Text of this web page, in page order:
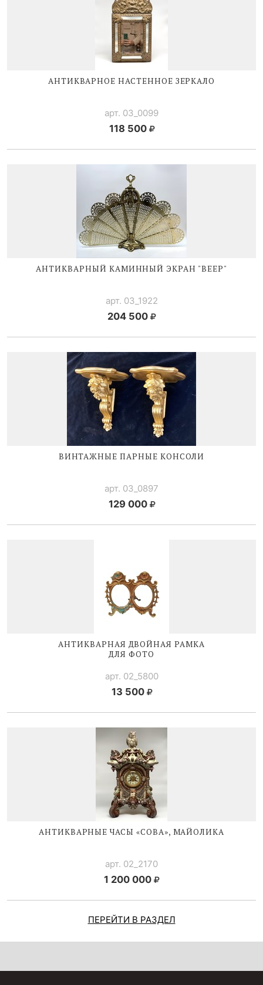
АНТИКВАРНОЕ НАСТЕННОЕ ЗЕРКАЛО
арт. 03_0099
118 500
АНТИКВАРНЫЙ КАМИННЫЙ ЭКРАН "ВЕЕР"
арт. 03_1922
204 500
ВИНТАЖНЫЕ ПАРНЫЕ КОНСОЛИ
арт. 03_0897
129 000
АНТИКВАРНАЯ ДВОЙНАЯ РАМКА
ДЛЯ ФОТО
арт. 02_5800
13 500
АНТИКВАРНЫЕ ЧАСЫ «СОВА», МАЙОЛИКА
арт. 02_2170
1 200 000
ПЕРЕЙТИ В РАЗДЕЛ